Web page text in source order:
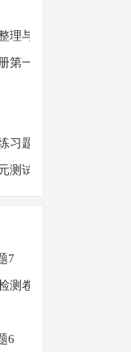
理与复习（一）练习题
第一次月考试卷
习题四
测试题
7
测卷
6